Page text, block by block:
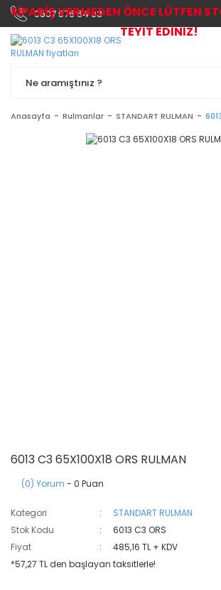
0507 576 64 03
Anasayfa Rulmanlar STANDART RULMAN
6013 C3 65X100X18 ORS RULMAN
(0) Yorum - 0 Puan
Kategori
STANDART RULMAN
Stok Kodu
6013 C3 ORS
Fiyat
485,16 TL + KDV
*57,27 TL den başlayan taksitlerle!
SİPARİŞ VERMEDEN ÖNCE LÜTFEN
TEYİT EDİNİZ!